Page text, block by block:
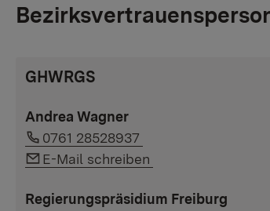
GHWRGS
Andrea Wagner
Link auf Telefonnummer:
0761 28528937
Link auf E-Mail:
E-Mail schreiben
Regierungspräsidium Freiburg